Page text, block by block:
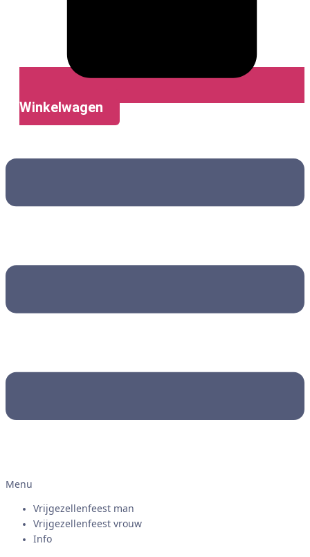
Winkelwagen
Menu
Vrijgezellenfeest man
Vrijgezellenfeest vrouw
Info